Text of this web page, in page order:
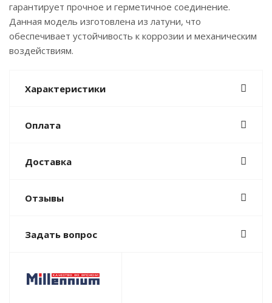
гарантирует прочное и герметичное соединение.
Данная модель изготовлена из латуни, что
обеспечивает устойчивость к коррозии и механическим
воздействиям.
Характеристики
Оплата
Доставка
Отзывы
Задать вопрос